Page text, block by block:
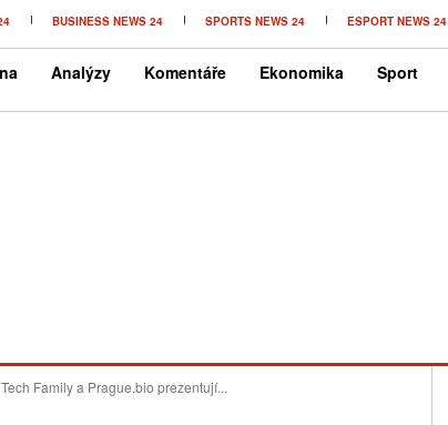
BUSINESS NEWS 24 SPORTS NEWS 24 ESPORT NEWS 24
Analýzy Komentáře Ekonomika Sport
Family a Prague.bio prezentují...